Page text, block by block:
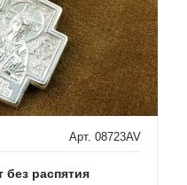
Арт. 08723AV
без распятия